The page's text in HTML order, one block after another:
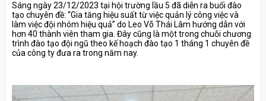
Sáng ngày 23/12/2023 tại hội trường lầu 5 đã diễn ra buổi đào
tạo chuyên đề: “Gia tăng hiệu suất từ việc quản lý công việc và
làm việc đội nhóm hiệu quả” do Leo Võ Thái Lâm hướng dẫn với
hơn 40 thành viên tham gia. Đây cũng là một trong chuỗi chương
trình đào tạo đội ngũ theo kế hoạch đào tạo 1 tháng 1 chuyên đề
của công ty đưa ra trong năm nay.